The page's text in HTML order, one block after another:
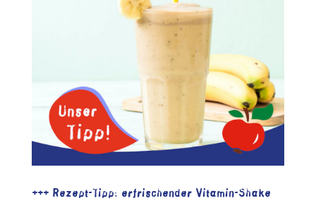
+++ Rezept-Tipp: erfrischender Vitamin-Shake